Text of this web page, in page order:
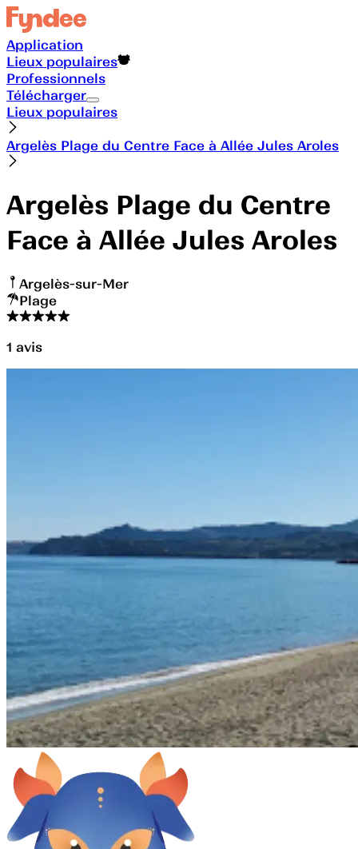
Application
Lieux populaires
Professionnels
Télécharger
Lieux populaires
Argelès Plage du Centre Face à Allée Jules Aroles
Argelès Plage du Centre
Face à Allée Jules Aroles
Argelès-sur-Mer
Plage
1 avis